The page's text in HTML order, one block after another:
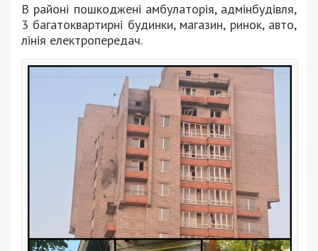
В районі пошкоджені амбулаторія, адмінбудівля,
3 багатоквартирні будинки, магазин, ринок, авто,
лінія електропередач.